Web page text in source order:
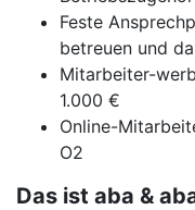
Feste
betreuen und
Mitarbeiter-
1.000 €
Online-
O2
Das ist aba &